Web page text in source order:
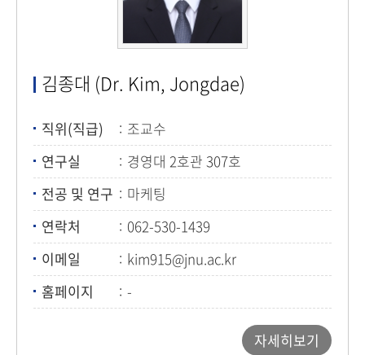
김종대 (Dr. Kim, Jongdae)
직위(직급)
조교수
연구실
경영대 2호관 307호
전공 및 연구
마케팅
연락처
062-530-1439
이메일
kim915@jnu.ac.kr
홈페이지
-
자세히보기